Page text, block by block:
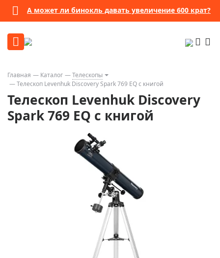
А может ли бинокль давать увеличение 600 крат?
Главная Каталог
Телескопы
Телескоп Levenhuk Discovery Spark 769 EQ с книгой
Телескоп Levenhuk Discovery
Spark 769 EQ с книгой